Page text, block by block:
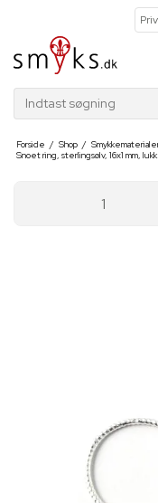
Indtast søgning
Forside / Shop /
Snoet ring, sterlingsølv, 16x1 mm,